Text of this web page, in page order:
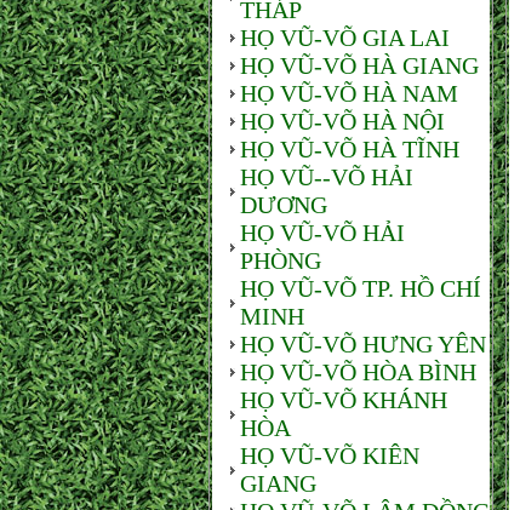
THÁP
HỌ VŨ-VÕ GIA LAI
HỌ VŨ-VÕ HÀ GIANG
HỌ VŨ-VÕ HÀ NAM
HỌ VŨ-VÕ HÀ NỘI
HỌ VŨ-VÕ HÀ TĨNH
HỌ VŨ--VÕ HẢI
DƯƠNG
HỌ VŨ-VÕ HẢI
PHÒNG
HỌ VŨ-VÕ TP. HỒ CHÍ
MINH
HỌ VŨ-VÕ HƯNG YÊN
HỌ VŨ-VÕ HÒA BÌNH
HỌ VŨ-VÕ KHÁNH
HÒA
HỌ VŨ-VÕ KIÊN
GIANG